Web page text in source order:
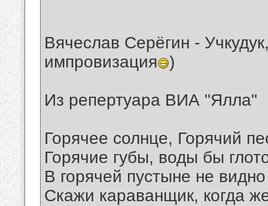
Вячеслав Серёгин -
импровизация
)
Из репертуара ВИА "Ялла"
Горячее солнце, Горячий
Горячие губы, воды бы
В горячей пустыне не
Скажи караванщик, когда